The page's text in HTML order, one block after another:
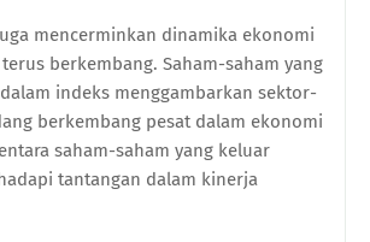
mencerminkan dinamika ekonomi
berkembang. Saham-saham yang
indeks menggambarkan sektor-
berkembang pesat dalam ekonomi
saham-saham yang keluar
tantangan dalam kinerja